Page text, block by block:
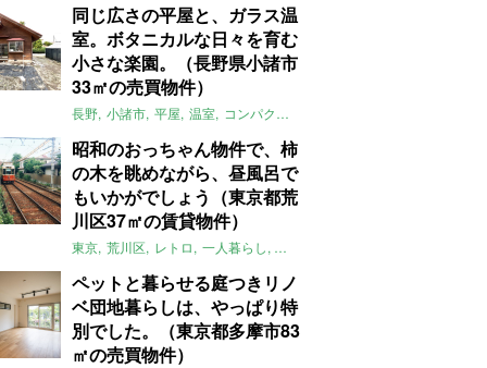
同じ広さの平屋と、ガラス温
室。ボタニカルな日々を育む
小さな楽園。（長野県小諸市
33㎡の売買物件）
長野 小諸市 平屋 温室 コンパクト
昭和のおっちゃん物件で、柿
の木を眺めながら、昼風呂で
もいかがでしょう（東京都荒
川区37㎡の賃貸物件）
東京 荒川区 レトロ 一人暮らし タイル
ペットと暮らせる庭つきリノ
ベ団地暮らしは、やっぱり特
別でした。（東京都多摩市83
㎡の売買物件）